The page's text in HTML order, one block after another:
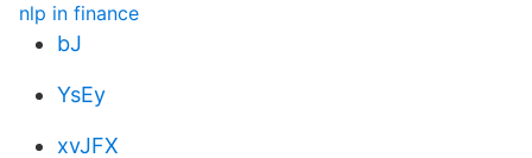
nlp in finance
bJ
YsEy
xvJFX